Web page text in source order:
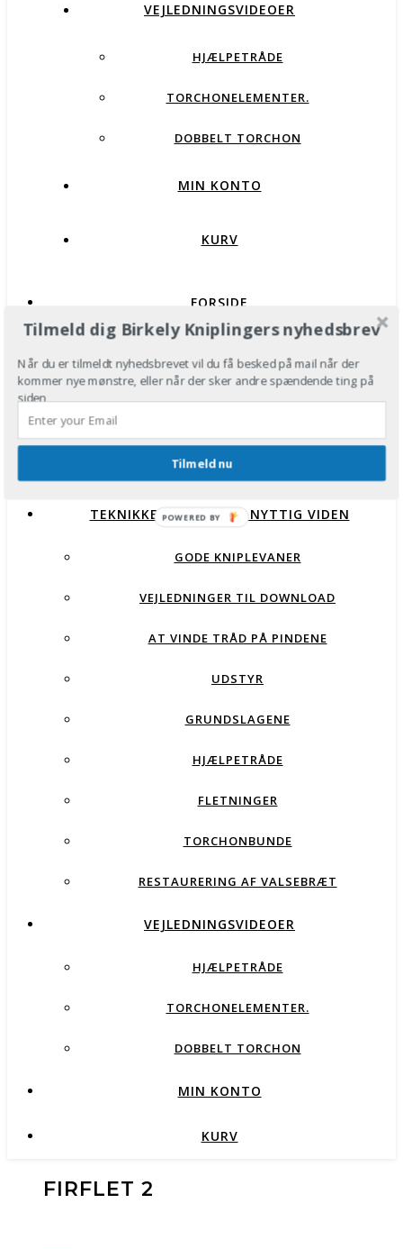
VEJLEDNINGSVIDEOER
HJÆLPETRÅDE
TORCHONELEMENTER.
DOBBELT TORCHON
MIN KONTO
KURV
FORSIDE
SÅDAN BESTILLER DU:
HENVISNING TIL FORHANDLERE AF MATERIALER
OG UDSTYR:
TEKNIKKER OG ANDEN NYTTIG VIDEN
GODE KNIPLEVANER
VEJLEDNINGER TIL DOWNLOAD
AT VINDE TRÅD PÅ PINDENE
UDSTYR
GRUNDSLAGENE
HJÆLPETRÅDE
FLETNINGER
TORCHONBUNDE
RESTAURERING AF VALSEBRÆT
VEJLEDNINGSVIDEOER
HJÆLPETRÅDE
TORCHONELEMENTER.
DOBBELT TORCHON
MIN KONTO
KURV
FIRFLET 2
Tilmeld dig Birkely Kniplingers nyhedsbrev
Når du er tilmeldt nyhedsbrevet vil du få besked på mail når der
kommer nye mønstre, eller når der sker andre spændende ting på
siden
Tilmeld nu
POWERED BY